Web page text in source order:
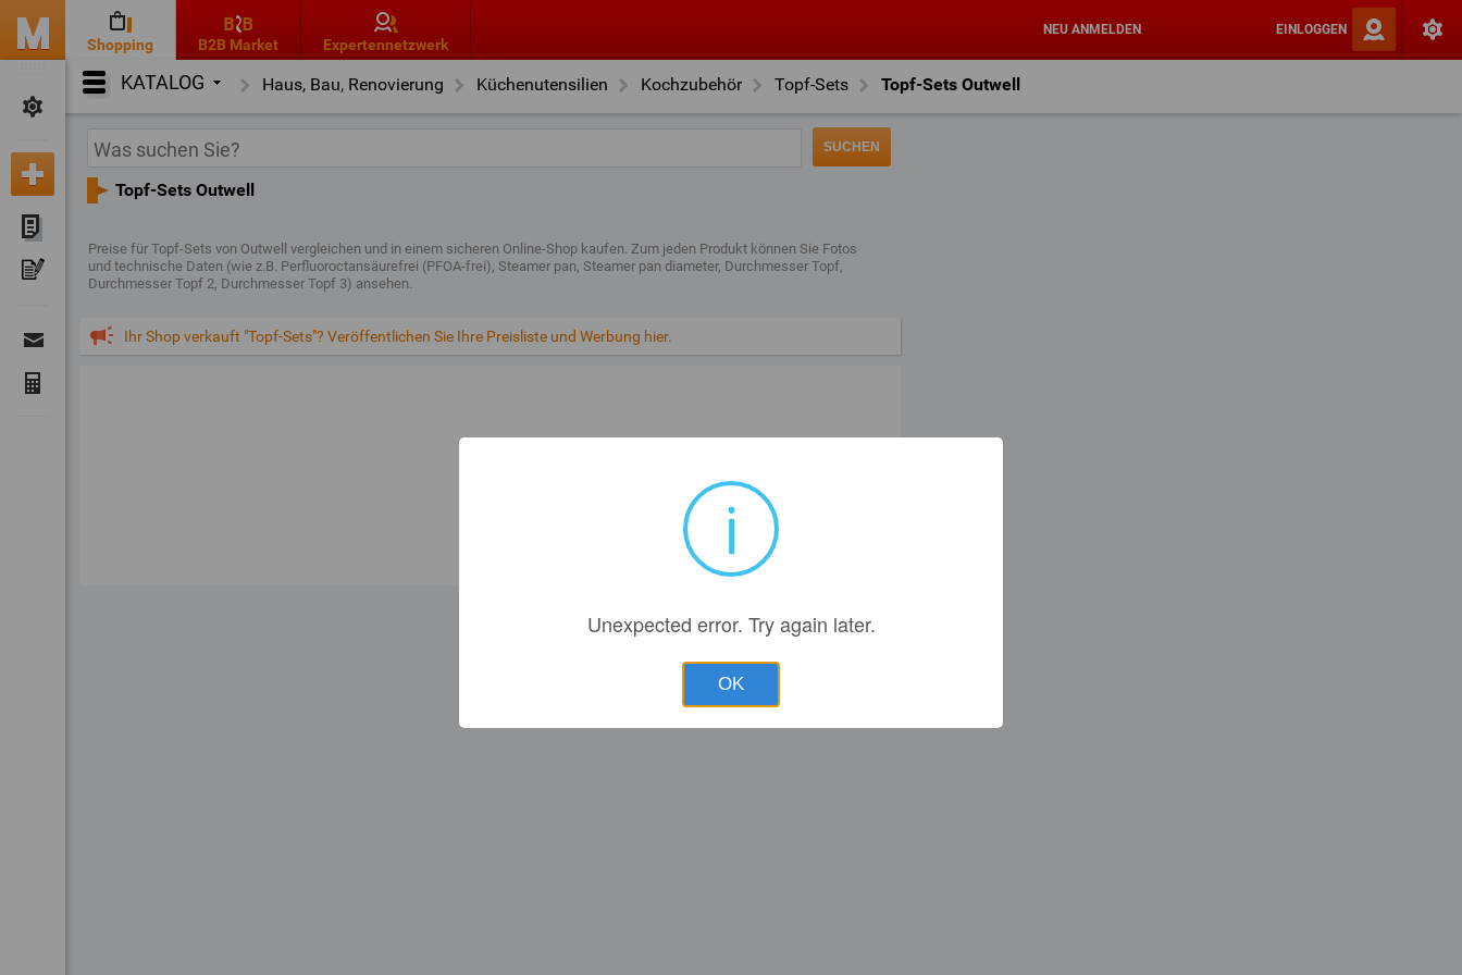
Shopping B2B Market Expertennetzwerk
NEU ANMELDEN EINLOGGEN
KATALOG Haus, Bau, Renovierung Küchenutensilien Kochzubehör Topf-Sets Topf-Sets Outwell
Topf-Sets Outwell
Preise für Topf-Sets von Outwell vergleichen und in einem sicheren Online-Shop kaufen. Zum jeden Produkt können Sie Fotos
und technische Daten (wie z.B. Perfluoroctansäurefrei (PFOA-frei), Steamer pan, Steamer pan diameter, Durchmesser Topf,
Durchmesser Topf 2, Durchmesser Topf 3) ansehen.
Ihr Shop verkauft "Topf-Sets"? Veröffentlichen Sie Ihre Preisliste und Werbung hier.
i
Unexpected error. Try again later.
OK